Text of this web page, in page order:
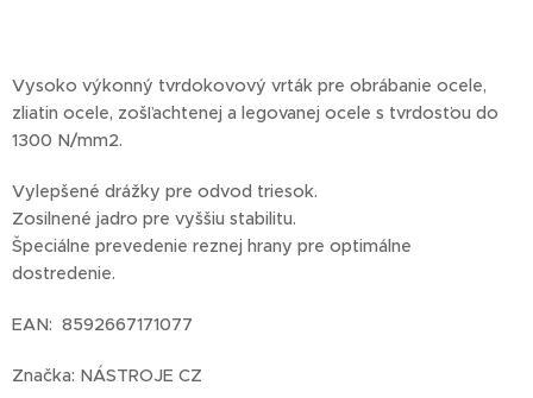
Vysoko výkonný tvrdokovový vrták pre obrábanie ocele,
zliatin ocele, zošľachtenej a legovanej ocele s tvrdosťou do
1300 N/mm2.
Vylepšené drážky pre odvod triesok.
Zosilnené jadro pre vyššiu stabilitu.
Špeciálne prevedenie reznej hrany pre optimálne
dostredenie.
EAN: 8592667171077
Značka: NÁSTROJE CZ